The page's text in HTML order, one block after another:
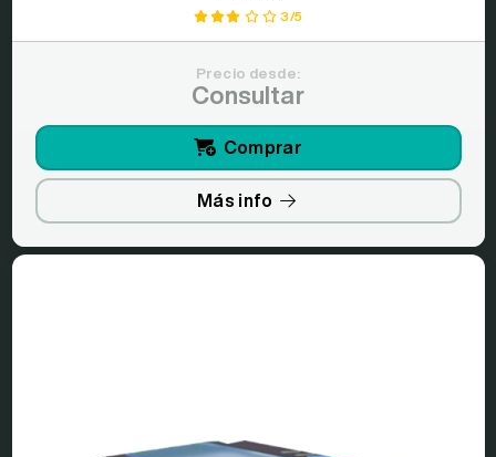
3/5
Precio desde:
Consultar
Comprar
Más info